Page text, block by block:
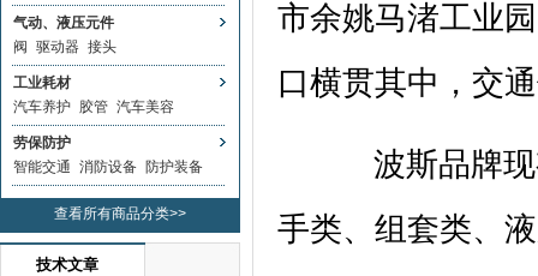
气动、液压元件
阀
驱动器 接头
工业耗材
汽车养护 胶管 汽车美容
劳保防护
智能交通 消防设备 防护装备
查看所有商品分类>>
技术文章
市余姚马渚工业
口横贯其中，交
波斯品牌
手类、组套类、